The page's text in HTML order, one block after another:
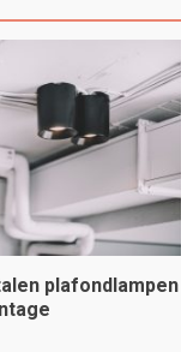
plafondlampen